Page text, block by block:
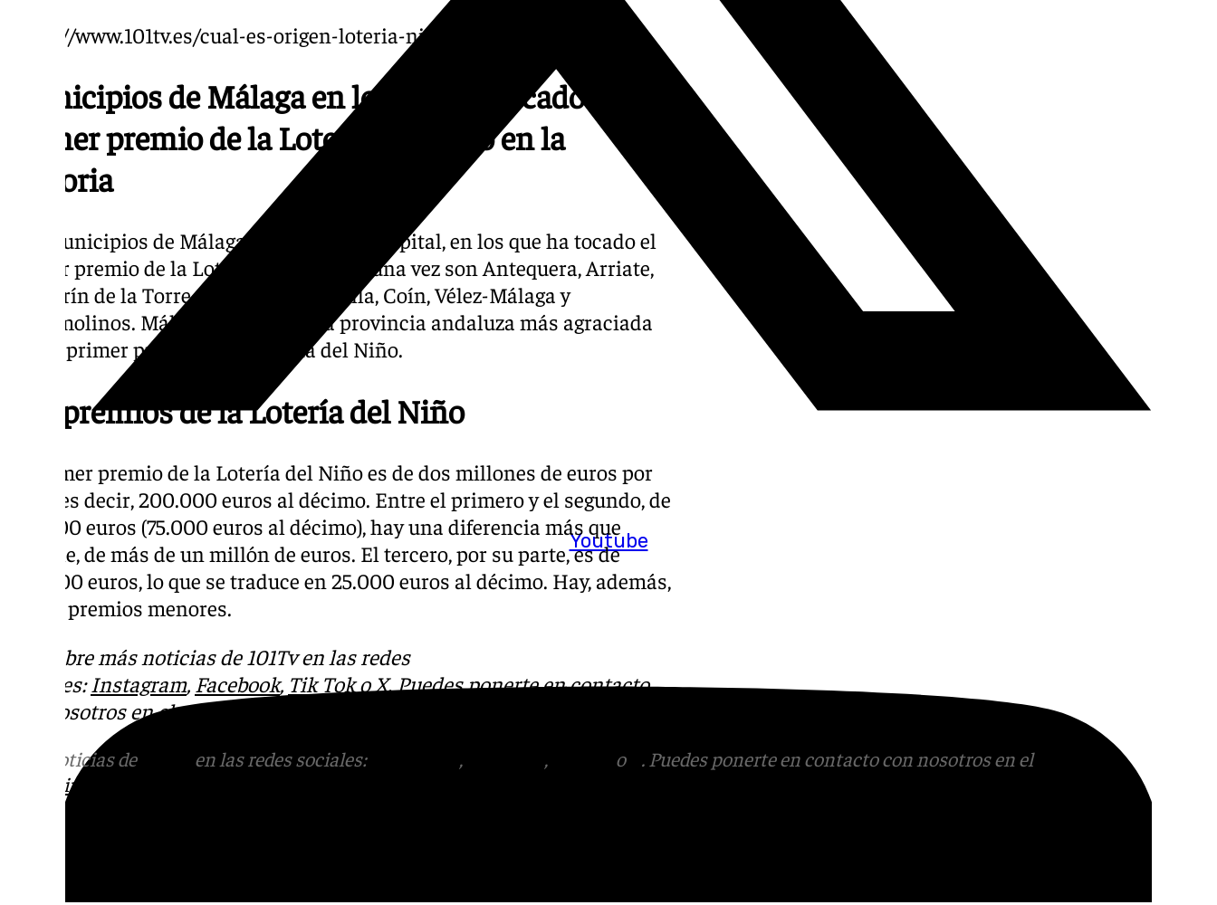
Youtube
https://www.101tv.es/cual-es-origen-loteria-nino/
Municipios de Málaga en los que ha tocado el
primer premio de la Lotería del Niño en la
historia
Los municipios de Málaga, además de la capital, en los que ha tocado el
primer premio de la Lotería del Niño alguna vez son Antequera, Arriate,
Alhaurín de la Torre, Estepona, Marbella, Coín, Vélez-Málaga y
Torremolinos. Málaga es la segunda provincia andaluza más agraciada
con el primer premio de la Lotería del Niño.
Los premios de la Lotería del Niño
El primer premio de la Lotería del Niño es de dos millones de euros por
serie, es decir, 200.000 euros al décimo. Entre el primero y el segundo, de
750.000 euros (75.000 euros al décimo), hay una diferencia más que
notable, de más de un millón de euros. El tercero, por su parte, es de
250.000 euros, lo que se traduce en 25.000 euros al décimo. Hay, además,
varios premios menores.
Descubre más noticias de 101Tv en las redes
sociales:Instagram, Facebook, Tik TokoX. Puedes ponerte en contacto
con nosotros en el correo
Más noticias de en las redes sociales: , , o
. Puedes ponerte en contacto con nosotros en el
informativos@101tv.es